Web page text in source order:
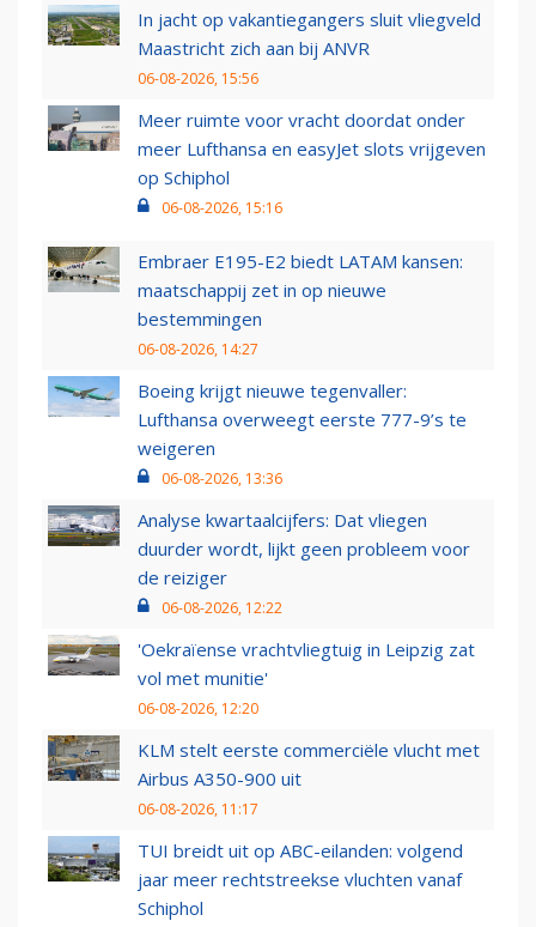
In jacht op vakantiegangers sluit vliegveld
Maastricht zich aan bij ANVR
06-08-2026, 15:56
Meer ruimte voor vracht doordat onder
meer Lufthansa en easyJet slots vrijgeven
op Schiphol
06-08-2026, 15:16
Embraer E195-E2 biedt LATAM kansen:
maatschappij zet in op nieuwe
bestemmingen
06-08-2026, 14:27
Boeing krijgt nieuwe tegenvaller:
Lufthansa overweegt eerste 777-9’s te
weigeren
06-08-2026, 13:36
Analyse kwartaalcijfers: Dat vliegen
duurder wordt, lijkt geen probleem voor
de reiziger
06-08-2026, 12:22
'Oekraïense vrachtvliegtuig in Leipzig zat
vol met munitie'
06-08-2026, 12:20
KLM stelt eerste commerciële vlucht met
Airbus A350-900 uit
06-08-2026, 11:17
TUI breidt uit op ABC-eilanden: volgend
jaar meer rechtstreekse vluchten vanaf
Schiphol